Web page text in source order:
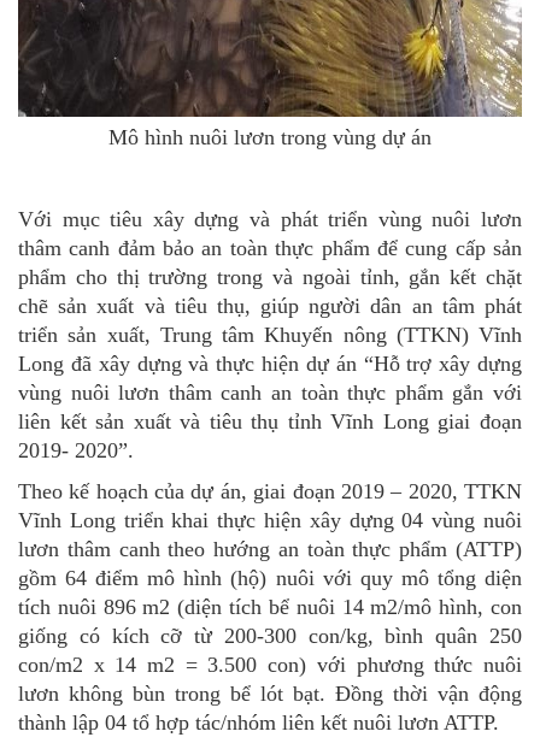
Mô hình nuôi lươn trong vùng dự án
Với mục tiêu xây dựng và phát triển vùng nuôi lươn
thâm canh đảm bảo an toàn thực phẩm để cung cấp sản
phẩm cho thị trường trong và ngoài tỉnh, gắn kết chặt
chẽ sản xuất và tiêu thụ, giúp người dân an tâm phát
triển sản xuất, Trung tâm Khuyến nông (TTKN) Vĩnh
Long đã xây dựng và thực hiện dự án “Hỗ trợ xây dựng
vùng nuôi lươn thâm canh an toàn thực phẩm gắn với
liên kết sản xuất và tiêu thụ tỉnh Vĩnh Long giai đoạn
2019- 2020”.
Theo kế hoạch của dự án, giai đoạn 2019 – 2020, TTKN
Vĩnh Long triển khai thực hiện xây dựng 04 vùng nuôi
lươn thâm canh theo hướng an toàn thực phẩm (ATTP)
gồm 64 điểm mô hình (hộ) nuôi với quy mô tổng diện
tích nuôi 896 m2 (diện tích bể nuôi 14 m2/mô hình, con
giống có kích cỡ từ 200-300 con/kg, bình quân 250
con/m2 x 14 m2 = 3.500 con) với phương thức nuôi
lươn không bùn trong bể lót bạt. Đồng thời vận động
thành lập 04 tổ hợp tác/nhóm liên kết nuôi lươn ATTP.